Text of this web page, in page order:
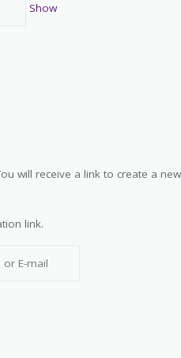
Show
will receive a link to create a new
link.